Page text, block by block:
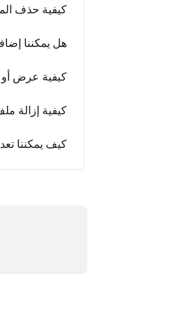
كيفية حذف
هل يمكننا
كيفية عرض أو
كيفية إزالة
كيف يمكننا